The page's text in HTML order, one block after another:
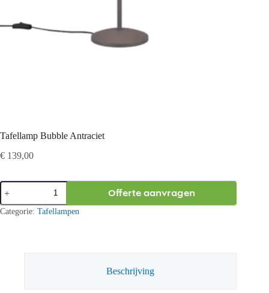
Tafellamp Bubble Antraciet
€ 139,00
Tafellamp
Bubble
Antraciet
aantal
Offerte aanvragen
Categorie: Tafellampen
Beschrijving